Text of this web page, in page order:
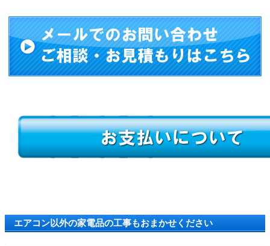
エアコン以外の家電品の工事もおまかせください